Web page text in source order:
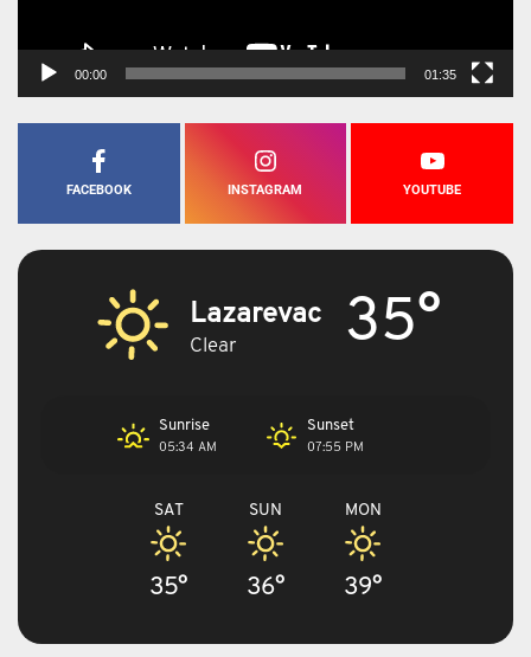
00:00 01:35
FACEBOOK INSTAGRAM YOUTUBE
Lazarevac
Clear 35°
Sunrise
05:34 AM
Sunset
07:55 PM
SAT
35°
SUN
36°
MON
39°